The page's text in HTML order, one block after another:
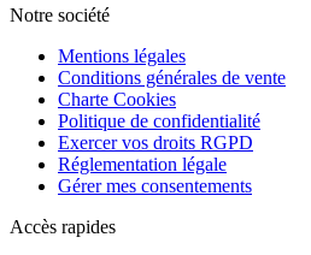
Notre société
Mentions légales
Conditions générales de vente
Charte Cookies
Politique de confidentialité
Exercer vos droits RGPD
Réglementation légale
Gérer mes consentements
Accès rapides